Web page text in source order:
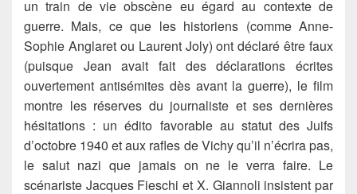
un train de vie obscène eu égard au contexte de
guerre. Mais, ce que les historiens (comme Anne-
Sophie Anglaret ou Laurent Joly) ont déclaré être faux
(puisque Jean avait fait des déclarations écrites
ouvertement antisémites dès avant la guerre), le film
montre les réserves du journaliste et ses dernières
hésitations : un édito favorable au statut des Juifs
d’octobre 1940 et aux rafles de Vichy qu’il n’écrira pas,
le salut nazi que jamais on ne le verra faire. Le
scénariste Jacques Fieschi et X. Giannoli insistent par